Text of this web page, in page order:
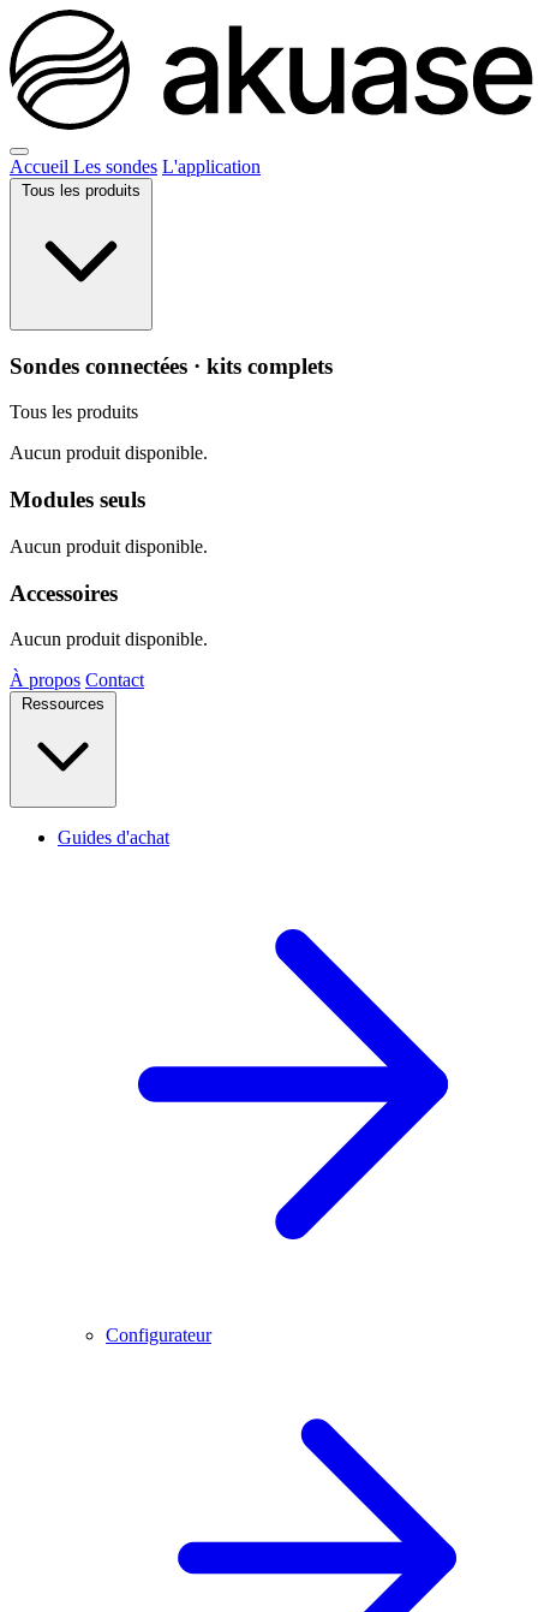
Accueil Les sondes L'application
Tous les produits
Sondes connectées · kits complets
Tous les produits
Aucun produit disponible.
Modules seuls
Aucun produit disponible.
Accessoires
Aucun produit disponible.
À propos Contact
Ressources
Guides d'achat
Configurateur